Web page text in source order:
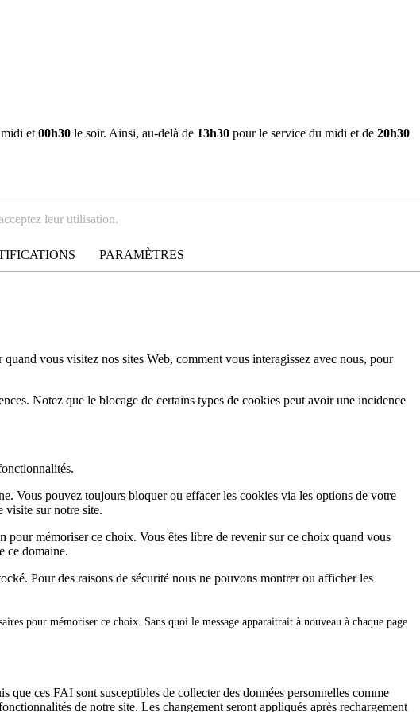
et 00h30 le soir. Ainsi, au-delà de 13h30 pour le service du midi et de 20h30
leur utilisation.
PARAMÈTRES
vous visitez nos sites Web, comment vous interagissez avec nous, pour
Notez que le blocage de certains types de cookies peut avoir une incidence
Vous pouvez toujours bloquer ou effacer les cookies via les options de votre
visite sur notre site.
pour mémoriser ce choix. Vous êtes libre de revenir sur ce choix quand vous
ce domaine.
Pour des raisons de sécurité nous ne pouvons montrer ou afficher les
pour mémoriser ce choix. Sans quoi le message apparaitrait à nouveau à chaque page
ces FAI sont susceptibles de collecter des données personnelles comme
de notre site. Les changement seront appliqués après rechargement